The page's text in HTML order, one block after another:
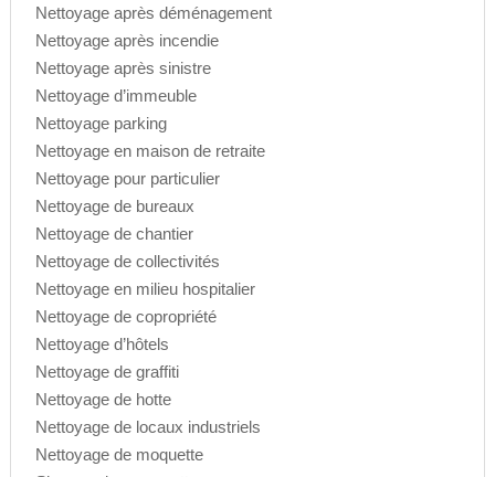
Nettoyage après déménagement
Nettoyage après incendie
Nettoyage après sinistre
Nettoyage d’immeuble
Nettoyage parking
Nettoyage en maison de retraite
Nettoyage pour particulier
Nettoyage de bureaux
Nettoyage de chantier
Nettoyage de collectivités
Nettoyage en milieu hospitalier
Nettoyage de copropriété
Nettoyage d’hôtels
Nettoyage de graffiti
Nettoyage de hotte
Nettoyage de locaux industriels
Nettoyage de moquette